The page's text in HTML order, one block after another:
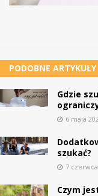
PODOBNE ARTYKUŁY
Gdzie
6 maja
szukać?
7
Czym